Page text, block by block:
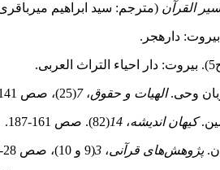
القرآن (مترجم: سید ابراهیم میرباقری، ج4) تهران: انتشارات
العربی.
الهیات و حقوق،7(25)، صص 141‑164
کیهان اندیشه، 14(82). صص 161‑187.
پژوهش‌های قرآنی، 3(9 و 10)، صص 28‑53. 10.22081/ https://doi.org/‎jqr.1997.22502